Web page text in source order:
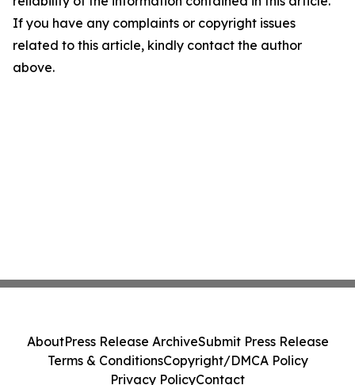
If you have any complaints or copyright issues
related to this article, kindly contact the author
above.
AboutPress Release ArchiveSubmit Press Release
Terms & ConditionsCopyright/DMCA Policy
Privacy PolicyContact